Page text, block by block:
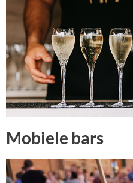
Mobiele bars